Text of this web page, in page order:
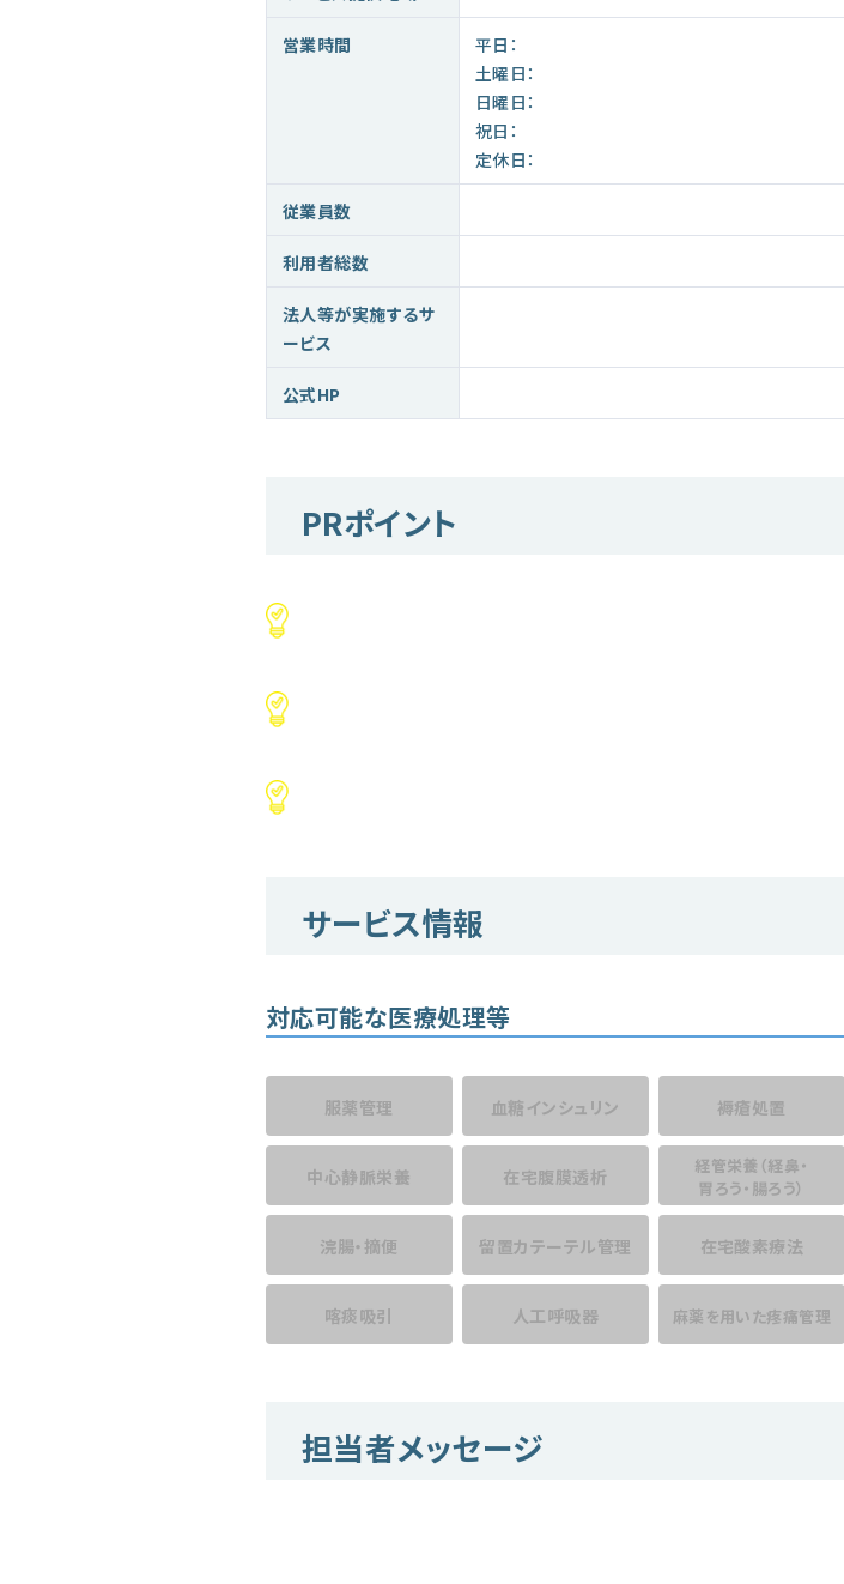
営業時間
平日：
土曜日：
日曜日：
祝日：
定休日：
従業員数
利用者総数
法人等が実施するサ
ービス
公式HP
PRポイント
サービス情報
対応可能な医療処理等
服薬管理 血糖インシュリン 褥瘡処置
中心静脈栄養 在宅腹膜透析 経管栄養 （経鼻・
胃ろう・腸ろう）
浣腸・摘便 留置カテーテル管理 在宅酸素療法
喀痰吸引 人工呼吸器 麻薬を用いた疼痛管理
担当者メッセージ